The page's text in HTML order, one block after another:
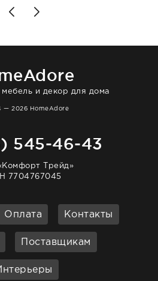
остальные приборы -
на следующий день к
Взаимодействием
и декор для дома
— 2026 HomeAdore
545-46-43
Трейд»
7704767045
Оплата Контакты
Поставщикам